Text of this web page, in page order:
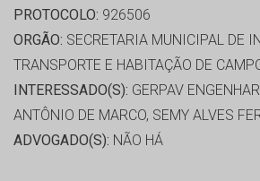
PROTOCOLO: 926506
ORGÃO: SECRETARIA MUNICIPAL DE
TRANSPORTE E HABITAÇÃO DE
INTERESSADO(S): GERPAV
ANTÔNIO DE MARCO, SEMY ALVES
ADVOGADO(S): NÃO HÁ